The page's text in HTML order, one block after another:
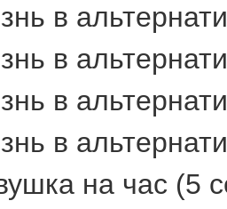
в
в
в
в
на час (5